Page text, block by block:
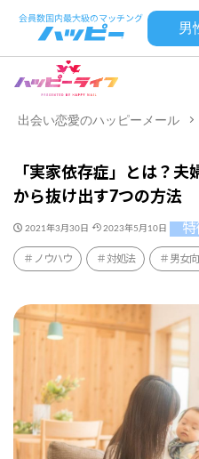
男
出会い恋愛のハッピーメール
「実家依存症」とは？
から抜け出す7つの方法
2021年3月30日 2023年5月10日 特
ノウハウ 対処法 男女